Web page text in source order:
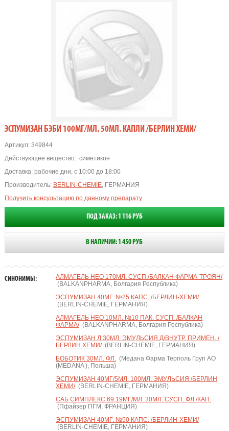
ЭСПУМИЗАН БЭБИ 100МГ/МЛ. 50МЛ. КАПЛИ /БЕРЛИН ХЕМИ/
Артикул:349844
Действующее вещество: симетикон
Доставка: рабочие дни, с 10:00 до 18:00
Производитель: BERLIN-CHEMIE, ГЕРМАНИЯ
Получить консультацию по данному препарату
ПОД ЗАКАЗ: 1 116 РУБ
В НАЛИЧИИ: 1 450 РУБ
СИНОНИМЫ:
АЛМАГЕЛЬ НЕО 170МЛ. СУСП./БАЛКАН ФАРМА-ТРОЯН/
(BALKANPHARMA, Болгария Республика)
ЭСПУМИЗАН 40МГ. №25 КАПС. /БЕРЛИН-ХЕМИ/
(BERLIN-CHEMIE, ГЕРМАНИЯ)
АЛМАГЕЛЬ НЕО 10МЛ. №10 ПАК. СУСП. /БАЛКАН
ФАРМА/(BALKANPHARMA, Болгария Республика)
ЭСПУМИЗАН Л 30МЛ. ЭМУЛЬСИЯ Д/ВНУТР. ПРИМЕН. /
БЕРЛИН ХЕМИ/(BERLIN-CHEMIE, ГЕРМАНИЯ)
БОБОТИК 30МЛ. ФЛ.(Медана Фарма Терполь Груп АО
(MEDANA ), Польша)
ЭСПУМИЗАН 40МГ/5МЛ. 100МЛ. ЭМУЛЬСИЯ /БЕРЛИН
ХЕМИ/(BERLIN-CHEMIE, ГЕРМАНИЯ)
САБ СИМПЛЕКС 69,19МГ/МЛ. 30МЛ. СУСП. ФЛ./КАП.
(Пфайзер ПГМ, ФРАНЦИЯ)
ЭСПУМИЗАН 40МГ. №50 КАПС. /БЕРЛИН-ХЕМИ/
(BERLIN-CHEMIE, ГЕРМАНИЯ)